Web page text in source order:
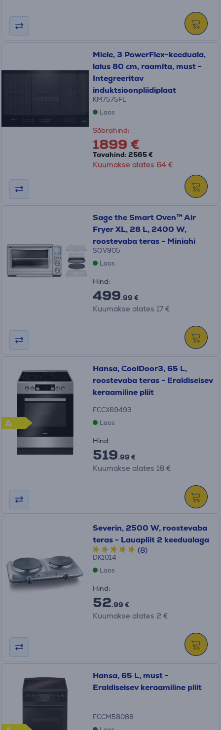
Miele, 3 PowerFlex-keeduala,
laius 80 cm, raamita, must -
Integreeritav
induktsioonpliidiplaat
KM7575FL
Laos
Sõbrahind:
1899 €
Tavahind: 2565 €
Kuumakse alates 64 €
Sage the Smart Oven™ Air
Fryer XL, 28 L, 2400 W,
roostevaba teras - Miniahi
SOV905
Laos
Hind:
499.99 €
Kuumakse alates 17 €
A
Hansa, CoolDoor3, 65 L,
roostevaba teras - Eraldiseisev
keraamiline pliit
FCCX69493
Laos
Hind:
519.99 €
Kuumakse alates 18 €
Severin, 2500 W, roostevaba
teras - Lauapliit 2 keedualaga
(8)
DK1014
Laos
Hind:
52.99 €
Kuumakse alates 2 €
Hansa, 65 L, must -
Eraldiseisev keraamiline pliit
FCCM58088